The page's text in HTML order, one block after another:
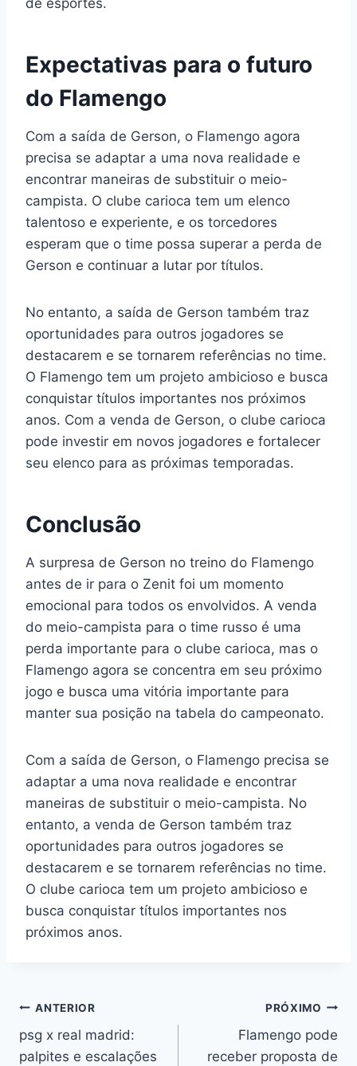
de esportes.
Expectativas para o futuro
do Flamengo
Com a saída de Gerson, o Flamengo agora
precisa se adaptar a uma nova realidade e
encontrar maneiras de substituir o meio-
campista. O clube carioca tem um elenco
talentoso e experiente, e os torcedores
esperam que o time possa superar a perda de
Gerson e continuar a lutar por títulos.
No entanto, a saída de Gerson também traz
oportunidades para outros jogadores se
destacarem e se tornarem referências no time.
O Flamengo tem um projeto ambicioso e busca
conquistar títulos importantes nos próximos
anos. Com a venda de Gerson, o clube carioca
pode investir em novos jogadores e fortalecer
seu elenco para as próximas temporadas.
Conclusão
A surpresa de Gerson no treino do Flamengo
antes de ir para o Zenit foi um momento
emocional para todos os envolvidos. A venda
do meio-campista para o time russo é uma
perda importante para o clube carioca, mas o
Flamengo agora se concentra em seu próximo
jogo e busca uma vitória importante para
manter sua posição na tabela do campeonato.
Com a saída de Gerson, o Flamengo precisa se
adaptar a uma nova realidade e encontrar
maneiras de substituir o meio-campista. No
entanto, a venda de Gerson também traz
oportunidades para outros jogadores se
destacarem e se tornarem referências no time.
O clube carioca tem um projeto ambicioso e
busca conquistar títulos importantes nos
próximos anos.
Navegação
de
ANTERIOR
psg x real madrid:
palpites e escalações
PRÓXIMO
Flamengo pode
receber proposta de